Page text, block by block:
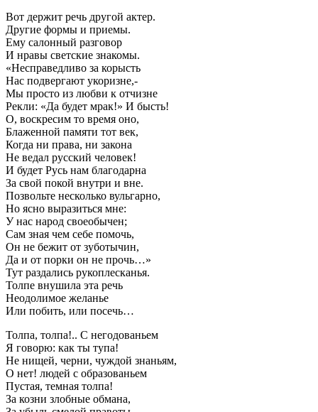
Вот держит речь другой актер.
Другие формы и приемы.
Ему салонный разговор
И нравы светские знакомы.
«Несправедливо за корысть
Нас подвергают укоризне,-
Мы просто из любви к отчизне
Рекли: «Да будет мрак!» И бысть!
О, воскресим то время оно,
Блаженной памяти тот век,
Когда ни права, ни закона
Не ведал русский человек!
И будет Русь нам благодарна
За свой покой внутри и вне.
Позвольте несколько вульгарно,
Но ясно выразиться мне:
У нас народ своеобычен;
Сам зная чем себе помочь,
Он не бежит от зуботычин,
Да и от порки он не прочь…»
Тут раздались рукоплесканья.
Толпе внушила эта речь
Неодолимое желанье
Или побить, или посечь…
Толпа, толпа!.. С негодованьем
Я говорю: как ты тупа!
Не нищей, черни, чуждой знаньям,
О нет! людей с образованьем
Пустая, темная толпа!
За козни злобные обмана,